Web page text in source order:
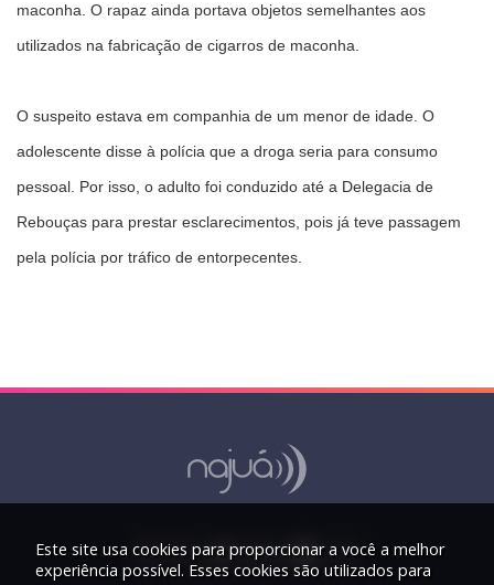
maconha. O rapaz ainda portava objetos semelhantes aos
utilizados na fabricação de cigarros de maconha.
O suspeito estava em companhia de um menor de idade. O
adolescente disse à polícia que a droga seria para consumo
pessoal. Por isso, o adulto foi conduzido até a Delegacia de
Rebouças para prestar esclarecimentos, pois já teve passagem
pela polícia por tráfico de entorpecentes.
Este site usa cookies para proporcionar a você a melhor
experiência possível. Esses cookies são utilizados para